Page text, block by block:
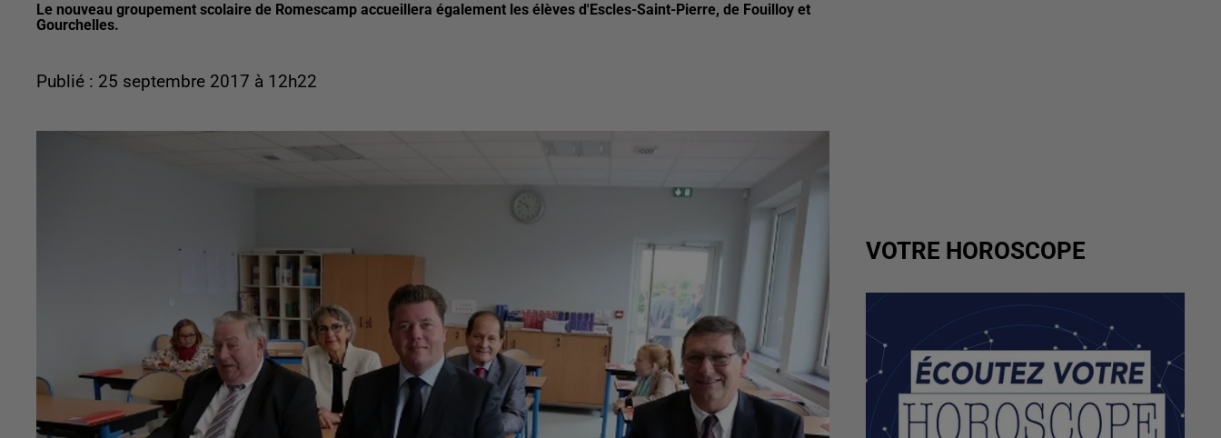
Le nouveau groupement scolaire de Romescamp accueillera également les élèves d'Escles-Saint-Pierre, de Fouilloy et
Gourchelles.
Publié : 25 septembre 2017 à 12h22
VOTRE HOROSCOPE